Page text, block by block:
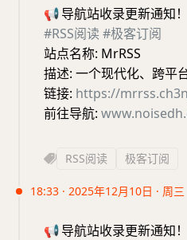
📢导航站收录更新通知！
#RSS阅读 #极客订阅
站点名称: MrRSS
描述: 一个现代化、跨平
链接: https://
前往导航:
RSS阅读 极客订阅
18:33 · 2025年12月10日 · 周三
📢导航站收录更新通知！